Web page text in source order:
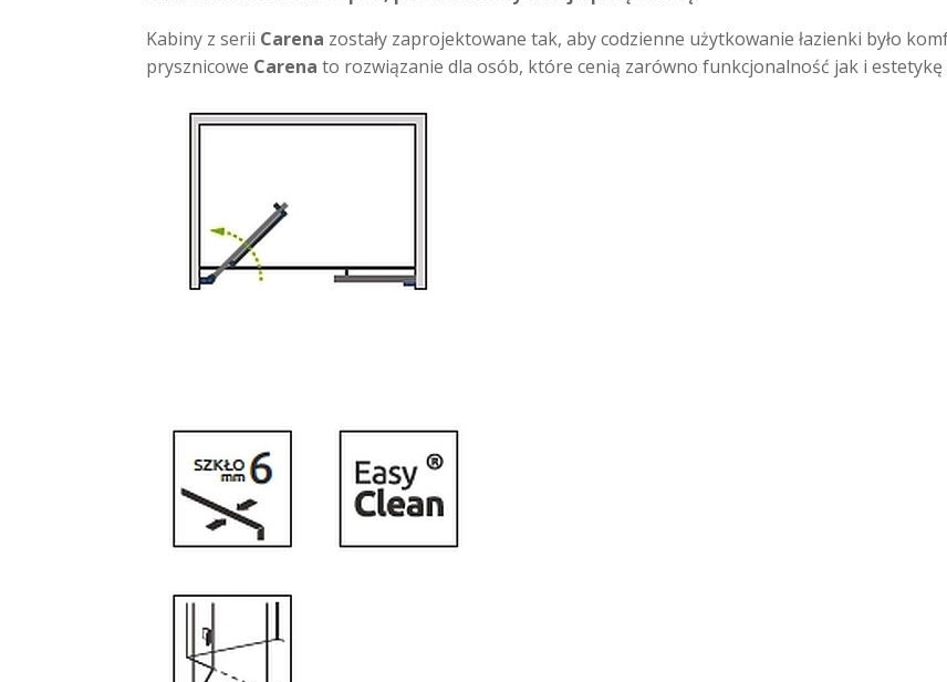
Kabiny z serii Carena zostały zaprojektowane tak, aby codzienne użytkowanie łazienki było
prysznicowe Carena to rozwiązanie dla osób, które cenią zarówno funkcjonalność jak i estetykę